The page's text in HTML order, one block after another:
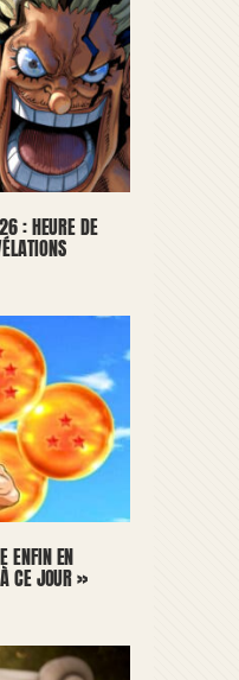
: HEURE DE
ENFIN EN
CE JOUR »